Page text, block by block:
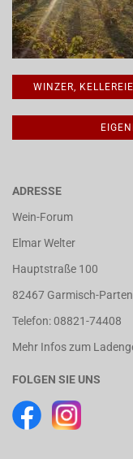
WINZER,
ADRESSE
Wein-Forum
Elmar Welter
Hauptstraße 100
82467 Garmisch-
Telefon: 08821-74408
Mehr Infos zum
FOLGEN SIE UNS